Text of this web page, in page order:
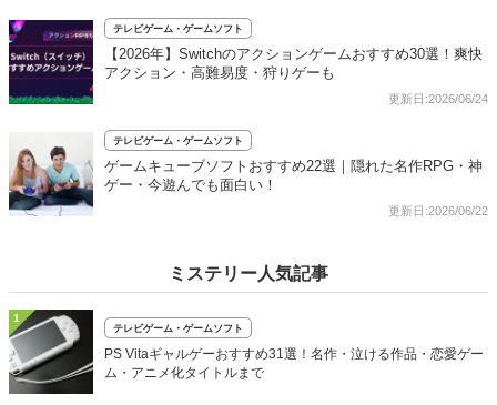
テレビゲーム・ゲームソフト
【2026年】Switchのアクションゲームおすすめ30選！爽快
アクション・高難易度・狩りゲーも
更新日:2026/06/24
テレビゲーム・ゲームソフト
ゲームキューブソフトおすすめ22選｜隠れた名作RPG・神
ゲー・今遊んでも面白い！
更新日:2026/06/22
ミステリー人気記事
1
テレビゲーム・ゲームソフト
PS Vitaギャルゲーおすすめ31選！名作・泣ける作品・恋愛ゲー
ム・アニメ化タイトルまで